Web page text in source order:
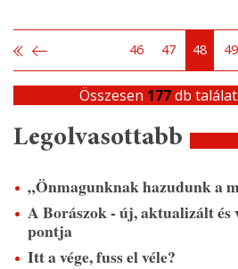
46 47 48 49
Összesen 177db találat.
Legolvasottabb
„Önmagunknak hazudunk a
A Borászok - új, aktualizált és
pontja
Itt a vége, fuss el véle?